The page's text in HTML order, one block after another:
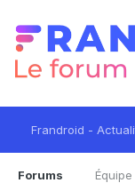
Frandroid -
Forums Équipe